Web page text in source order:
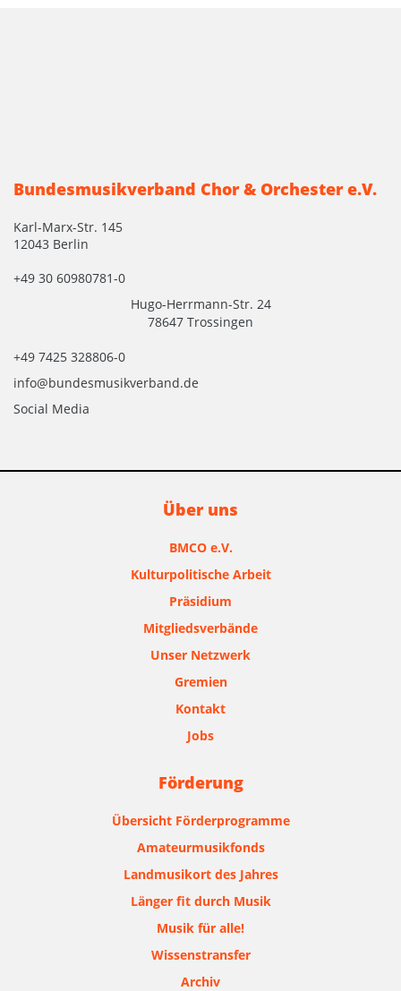
Bundesmusikverband Chor & Orchester e.V.
Karl-Marx-Str. 145
12043 Berlin
+49 30 60980781-0
Hugo-Herrmann-Str. 24
78647 Trossingen
+49 7425 328806-0
info@bundesmusikverband.de
Social Media
Über uns
BMCO e.V.
Kulturpolitische Arbeit
Präsidium
Mitgliedsverbände
Unser Netzwerk
Gremien
Kontakt
Jobs
Förderung
Übersicht Förderprogramme
Amateurmusikfonds
Landmusikort des Jahres
Länger fit durch Musik
Musik für alle!
Wissenstransfer
Archiv